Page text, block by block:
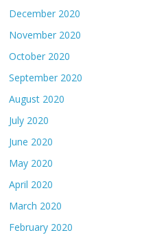
December 2020
November 2020
October 2020
September 2020
August 2020
July 2020
June 2020
May 2020
April 2020
March 2020
February 2020